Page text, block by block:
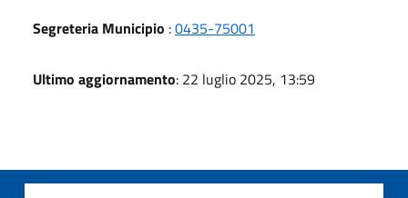
Segreteria Municipio :0435-75001
Ultimo aggiornamento: 22 luglio 2025, 13:59